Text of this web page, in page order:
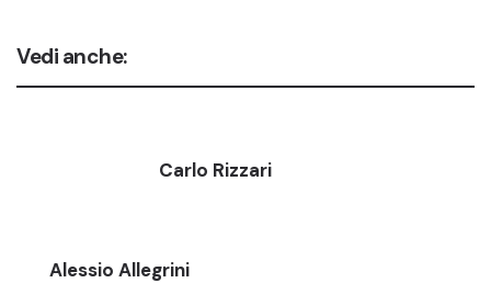
Vedi anche:
Carlo Rizzari
Alessio Allegrini